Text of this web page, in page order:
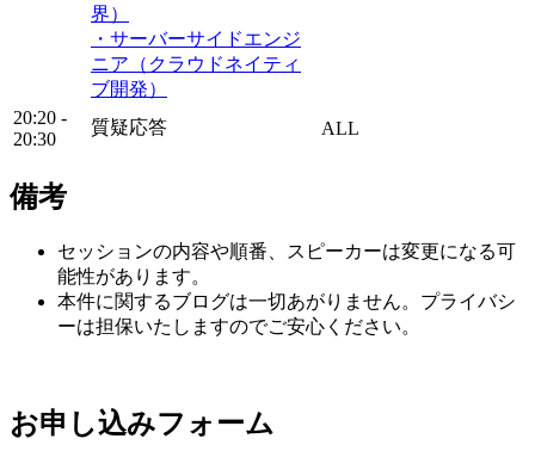
界）
・サーバーサイドエンジ
ニア（クラウドネイティ
ブ開発）
20:20 -
20:30
質疑応答 ALL
備考
セッションの内容や順番、スピーカーは変更になる可
能性があります。
本件に関するブログは一切あがりません。プライバシ
ーは担保いたしますのでご安心ください。
お申し込みフォーム